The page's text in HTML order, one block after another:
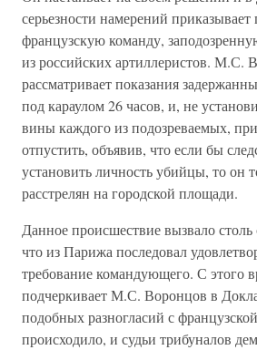
серьезности намерений приказывает
французскую команду,
из российских артиллеристов. М.С.
рассматривает показания
под караулом 26 часов, и, не
вины каждого из подозреваемых,
отпустить, объявив, что если бы
установить личность убийцы, то он
расстрелян на городской площади.
Данное происшествие вызвало
что из Парижа последовал
требование командующего. С этого
подчеркивает М.С. Воронцов в
подобных разногласий с
происходило, и судьи трибуналов